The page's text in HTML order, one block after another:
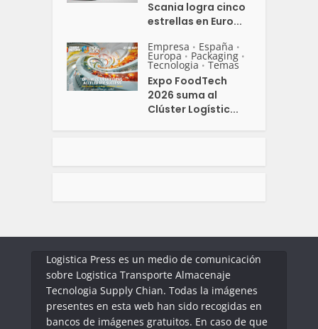
Scania logra cinco
estrellas en Euro...
Empresa • España •
Europa • Packaging •
Tecnologia • Temas
Expo FoodTech
2026 suma al
Clúster Logístic...
Logistica Press es un medio de comunicación
sobre Logistica Transporte Almacenaje
Tecnologia Supply Chian. Todas la imágenes
presentes en esta web han sido recogidas en
bancos de imágenes gratuitos. En caso de que